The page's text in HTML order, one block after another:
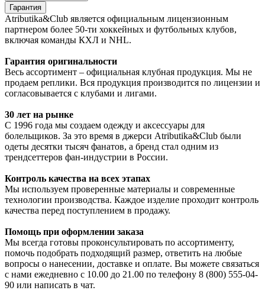
Гарантия
Atributika&Club является официальным лицензионным
партнером более 50-ти хоккейных и футбольных клубов,
включая команды КХЛ и NHL.
Гарантия оригинальности
Весь ассортимент – официальная клубная продукция. Мы не
продаем реплики. Вся продукция производится по лицензии и
согласовывается с клубами и лигами.
30 лет на рынке
С 1996 года мы создаем одежду и аксессуары для
болельщиков. За это время в джерси Atributika&Club были
одеты десятки тысяч фанатов, а бренд стал одним из
трендсеттеров фан-индустрии в России.
Контроль качества на всех этапах
Мы используем проверенные материалы и современные
технологии производства. Каждое изделие проходит контроль
качества перед поступлением в продажу.
Помощь при оформлении заказа
Мы всегда готовы проконсультировать по ассортименту,
помочь подобрать подходящий размер, ответить на любые
вопросы о нанесении, доставке и оплате. Вы можете связаться
с нами ежедневно с 10.00 до 21.00 по телефону 8 (800) 555-04-
90 или написать в чат.